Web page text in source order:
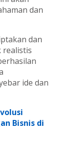
dan
dan
realistis
ide dan
Bisnis di